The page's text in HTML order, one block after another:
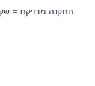
התקנה מדויקת =